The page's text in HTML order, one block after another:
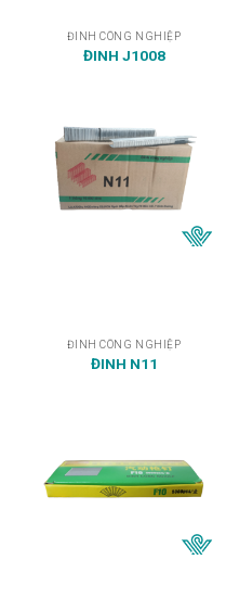
ĐINH CÔNG NGHIỆP
ĐINH J1008
ĐINH CÔNG NGHIỆP
ĐINH N11